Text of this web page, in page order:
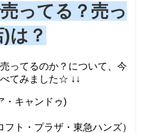
ってる？売っ
は？
ってるのか？について、今
てみました☆ ↓↓
・キャンドゥ)
ト・プラザ・東急ハンズ）